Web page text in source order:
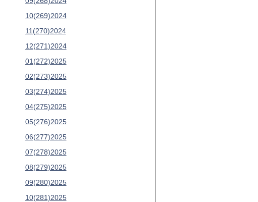
10(269)2024
11(270)2024
12(271)2024
01(272)2025
02(273)2025
03(274)2025
04(275)2025
05(276)2025
06(277)2025
07(278)2025
08(279)2025
09(280)2025
10(281)2025